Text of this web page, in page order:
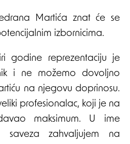
Martića znat će se
izbornicima.
godine reprezentaciju je
i ne možemo dovoljno
na njegovu doprinosu.
profesionalac, koji je na
maksimum. U ime
saveza zahvaljujem na